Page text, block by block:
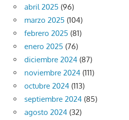
abril 2025 (96)
marzo 2025 (104)
febrero 2025 (81)
enero 2025 (76)
diciembre 2024 (87)
noviembre 2024 (111)
octubre 2024 (113)
septiembre 2024 (85)
agosto 2024 (32)